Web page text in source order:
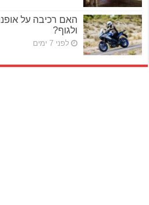
האם רכיבה על
ולגוף?
לפני 7 ימים